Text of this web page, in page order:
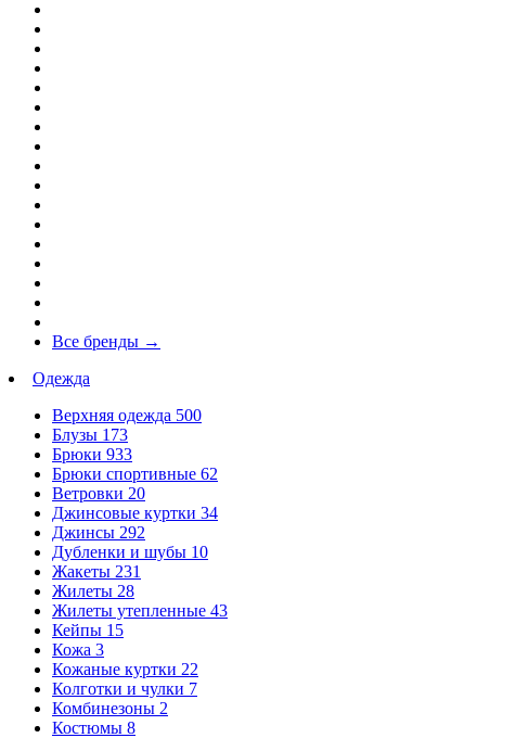
Все бренды →
Одежда
Верхняя одежда 500
Блузы 173
Брюки 933
Брюки спортивные 62
Ветровки 20
Джинсовые куртки 34
Джинсы 292
Дубленки и шубы 10
Жакеты 231
Жилеты 28
Жилеты утепленные 43
Кейпы 15
Кожа 3
Кожаные куртки 22
Колготки и чулки 7
Комбинезоны 2
Костюмы 8